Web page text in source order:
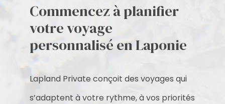
Commencez à planifier
votre voyage
personnalisé en Laponie
Lapland Private conçoit des voyages qui
s’adaptent à votre rythme, à vos priorités